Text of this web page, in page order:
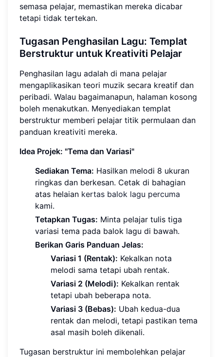
semasa pelajar, memastikan mereka dicabar
tetapi tidak tertekan.
Tugasan Penghasilan Lagu: Templat
Berstruktur untuk Kreativiti Pelajar
Penghasilan lagu adalah di mana pelajar
mengaplikasikan teori muzik secara kreatif dan
peribadi. Walau bagaimanapun, halaman kosong
boleh menakutkan. Menyediakan templat
berstruktur memberi pelajar titik permulaan dan
panduan kreativiti mereka.
Idea Projek: "Tema dan Variasi"
Sediakan Tema: Hasilkan melodi 8 ukuran
ringkas dan berkesan. Cetak di bahagian
atas helaian kertas balok lagu percuma
kami.
Tetapkan Tugas: Minta pelajar tulis tiga
variasi tema pada balok lagu di bawah.
Berikan Garis Panduan Jelas:
Variasi 1 (Rentak): Kekalkan nota
melodi sama tetapi ubah rentak.
Variasi 2 (Melodi): Kekalkan rentak
tetapi ubah beberapa nota.
Variasi 3 (Bebas): Ubah kedua-dua
rentak dan melodi, tetapi pastikan tema
asal masih boleh dikenali.
Tugasan berstruktur ini membolehkan pelajar